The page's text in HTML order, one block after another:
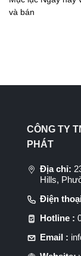
và bán
CÔNG TY
PHÁT
Địa chỉ:
Hills,
Điện
Hotline :
Email :